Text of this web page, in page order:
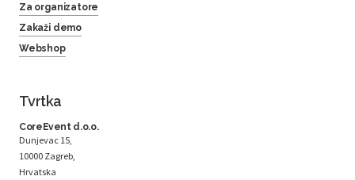
Za organizatore
Zakaži demo
Webshop
Tvrtka
CoreEvent d.o.o.
Dunjevac 15,
10000 Zagreb,
Hrvatska